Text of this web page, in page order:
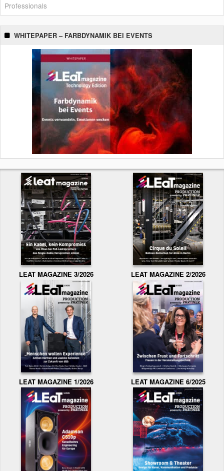
Professionals
WHITEPAPER – FARBDYNAMIK BEI EVENTS
LEAT MAGAZINE 3/2026 LEAT MAGAZINE 2/2026
LEAT MAGAZINE 1/2026 LEAT MAGAZINE 6/2025